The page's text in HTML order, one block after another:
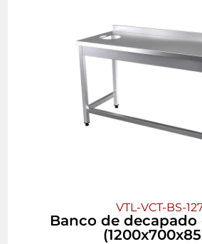
VTL-VCT-BS-
Banco de decapado